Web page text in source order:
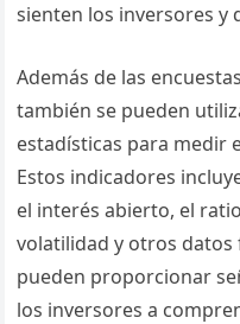
sienten los inversores y
Además de las
también se pueden
estadísticas para medir
Estos indicadores
el interés abierto, el
volatilidad y otros datos
pueden proporcionar
los inversores a